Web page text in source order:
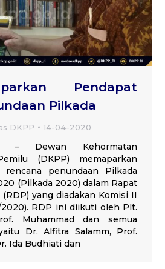
Pendapat
Pilkada
DKPP 14-04-2020
– Dewan Kehormatan
(DKPP) memaparkan
penundaan Pilkada
(Pilkada 2020) dalam Rapat
yang diadakan Komisi II
2020). RDP ini diikuti oleh Plt.
Muhammad dan semua
Dr. Alfitra Salamm, Prof.
Ida Budhiati dan